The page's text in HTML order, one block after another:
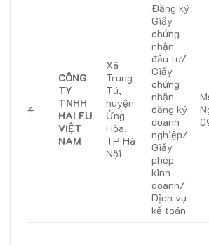
4
CÔNG
TY
TNHH
HAI FU
VIỆT
NAM
Xã
Trung
Tú,
huyện
Ứng
Hòa,
TP Hà
Nội
Đăng ký
Giấy
chứng
nhận
đầu tư/
Giấy
chứng
nhận
đăng ký
doanh
nghiệp/
Giấy
phép
kinh
doanh/
Dịch vụ
kế toán